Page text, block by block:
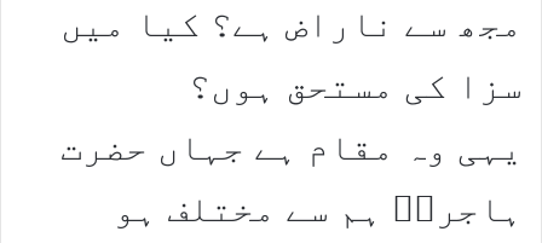
مجھ سے ناراض ہے؟ کیا میں
سزا کی مستحق ہوں؟
یہی وہ مقام ہے جہاں حضرت
ہاجرہؑ ہم سے مختلف ہو